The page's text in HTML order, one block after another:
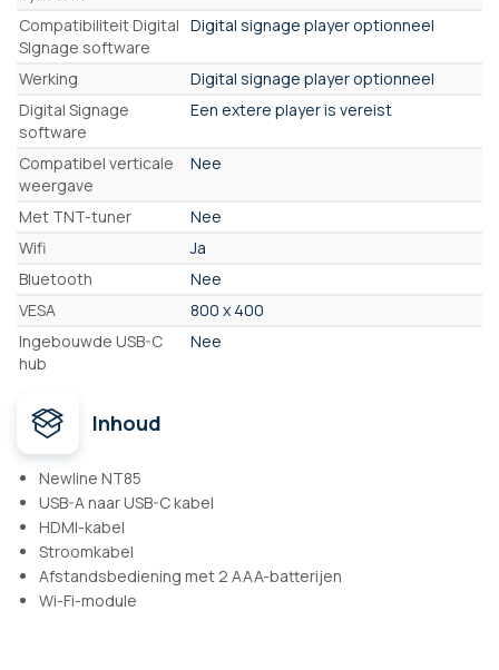
Compatibiliteit Digital
SIgnage software
Digital signage player optionneel
Werking
Digital signage player optionneel
Digital Signage
software
Een extere player is vereist
Compatibel verticale
weergave
Nee
Met TNT-tuner
Nee
Wifi
Ja
Bluetooth
Nee
VESA
800 x 400
Ingebouwde USB-C
hub
Nee
Inhoud
Newline NT85
USB-A naar USB-C kabel
HDMI-kabel
Stroomkabel
Afstandsbediening met 2 AAA-batterijen
Wi-Fi-module